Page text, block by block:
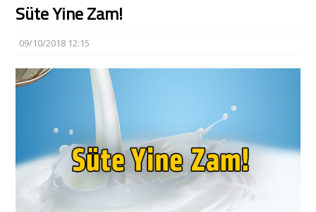
Süte Yine Zam!
09/10/2018 12:15